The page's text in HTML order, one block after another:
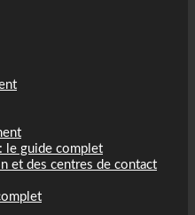
le guide complet
et des centres de contact